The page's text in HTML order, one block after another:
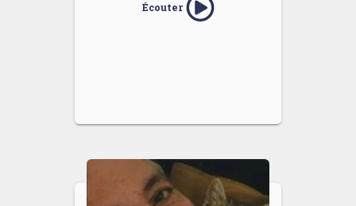
Écouter